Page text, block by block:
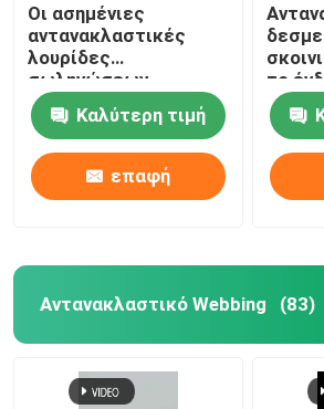
Οι ασημένιες
αντανακλαστικές
λουρίδες
σωληνώσεων
τακτοποιούν
Headband τα
εσώρουχα διαδρομής
ασφάλειας 50 μέτρο
100 μέτρα
Καλύτερη τιμή
επαφή
το
Αντανακλαστικό Webbing (83)